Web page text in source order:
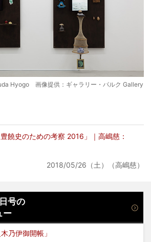
Hyogo 画像提供：ギャラリー・パルク Gallery
饒史のための考察 2016」｜高嶋慈：
2018/05/26（土）（高嶋慈）
号の
ー
乃伊御開帳」